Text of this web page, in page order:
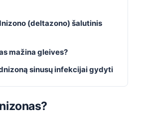
(deltazono) šalutinis
mažina gleives?
sinusų infekcijai gydyti